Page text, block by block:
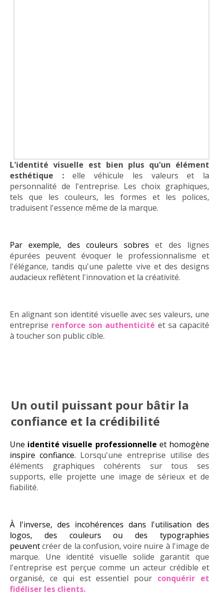
L'identité visuelle est bien plus qu'un élément
esthétique :
elle véhicule les valeurs et la
personnalité de l'entreprise. Les choix graphiques,
tels que les couleurs, les formes et les polices,
traduisent l'essence même de la marque.
Par exemple, des couleurs sobreset des lignes
épurées peuvent évoquer le professionnalisme et
l'élégance, tandis qu'une palette vive et des designs
audacieux reflètent l'innovation et la créativité.
En alignant son identité visuelle avec ses valeurs, une
entreprise renforce son authenticité et sa capacité
à toucher son public cible.
Un outil puissant pour bâtir la
confiance et la crédibilité
Une identité visuelle professionnelle et homogène
inspire confiance. Lorsqu'une entreprise utilise des
éléments graphiques cohérents sur tous ses
supports, elle projette une image de sérieux et de
fiabilité.
À l'inverse, des incohérences dans l'utilisation des
logos, des couleurs ou des typographies
peuventcréer de la confusion, voire nuire à l'image de
marque. Une identité visuelle solide garantit que
l'entreprise est perçue comme un acteur crédible et
organisé, ce qui est essentiel pour conquérir et
fidéliser les clients.